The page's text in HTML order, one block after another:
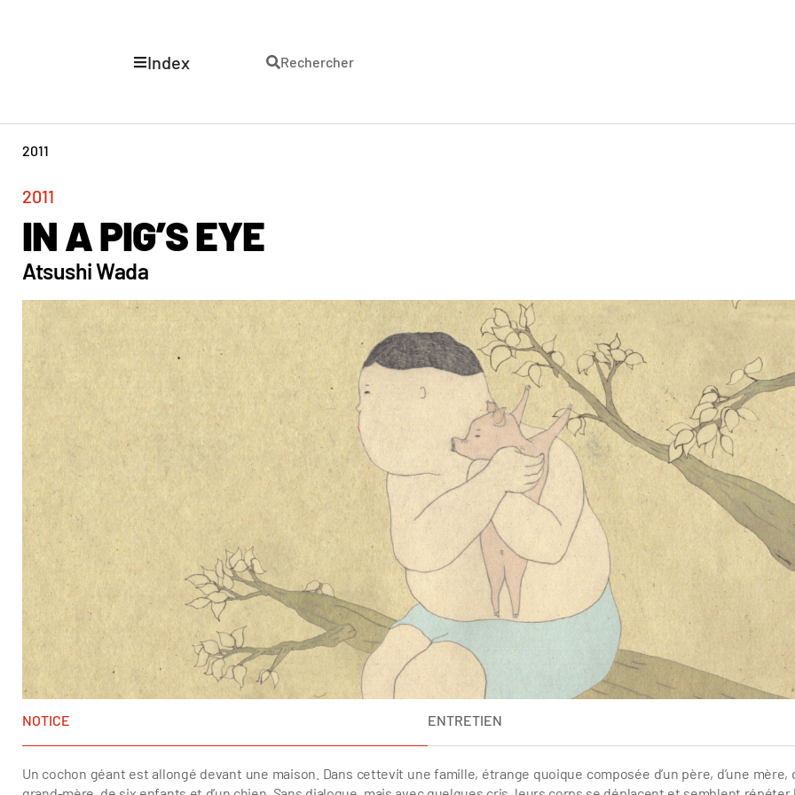
Rechercher
Index
2011
2011
IN A PIG’S EYE
Atsushi Wada
NOTICE ENTRETIEN
Un cochon géant est allongé devant une maison. Dans cettevit une famille, étrange quoique composée d’un père, d’une mère,